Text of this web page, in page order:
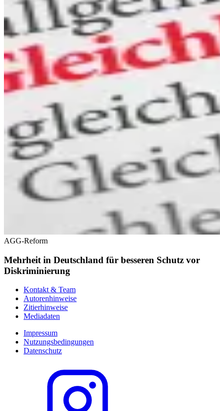
AGG-Reform
Mehrheit in Deutschland für besseren Schutz vor
Diskriminierung
Kontakt & Team
Autorenhinweise
Zitierhinweise
Mediadaten
Impressum
Nutzungsbedingungen
Datenschutz